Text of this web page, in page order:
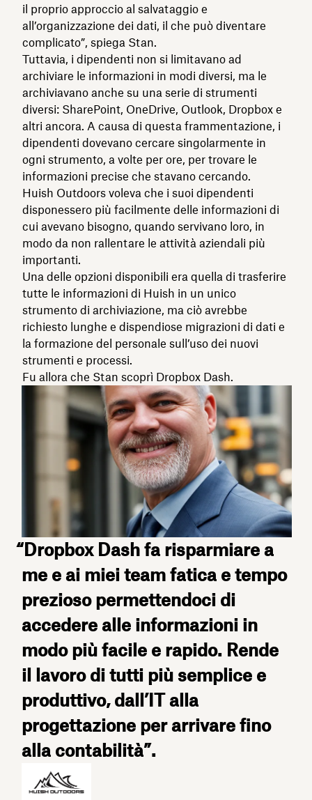
il proprio approccio al salvataggio e
all’organizzazione dei dati, il che può diventare
complicato”, spiega Stan.
Tuttavia, i dipendenti non si limitavano ad
archiviare le informazioni in modi diversi, ma le
archiviavano anche su una serie di strumenti
diversi: SharePoint, OneDrive, Outlook, Dropbox e
altri ancora. A causa di questa frammentazione, i
dipendenti dovevano cercare singolarmente in
ogni strumento, a volte per ore, per trovare le
informazioni precise che stavano cercando.
Huish Outdoors voleva che i suoi dipendenti
disponessero più facilmente delle informazioni di
cui avevano bisogno, quando servivano loro, in
modo da non rallentare le attività aziendali più
importanti.
Una delle opzioni disponibili era quella di trasferire
tutte le informazioni di Huish in un unico
strumento di archiviazione, ma ciò avrebbe
richiesto lunghe e dispendiose migrazioni di dati e
la formazione del personale sull’uso dei nuovi
strumenti e processi.
Fu allora che Stan scoprì Dropbox Dash.
“Dropbox Dash fa risparmiare a
me e ai miei team fatica e tempo
prezioso permettendoci di
accedere alle informazioni in
modo più facile e rapido. Rende
il lavoro di tutti più semplice e
produttivo, dall’IT alla
progettazione per arrivare fino
alla contabilità”.